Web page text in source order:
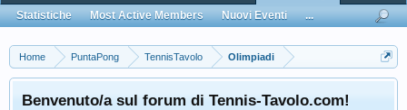
Home PuntaPong TennisTavolo Olimpiadi
Benvenuto/a sul forum di Tennis-Tavolo.com!
Statistiche
Most Active Members Nuovi Eventi ...